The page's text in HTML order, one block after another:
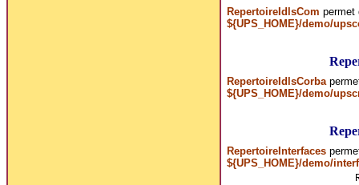
RepertoireIdlsCom permet
${UPS_HOME}/demo/
RepertoireIdlsCorba
${UPS_HOME}/demo/
RepertoireInterfaces
${UPS_HOME}/demo/